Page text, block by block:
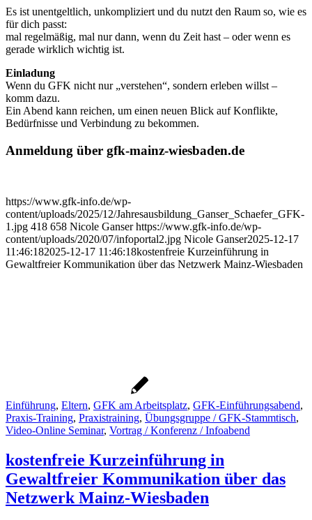
Es ist unentgeltlich, unkompliziert und du nutzt den Raum so, wie es
für dich passt:
mal regelmäßig, mal nur dann, wenn du Zeit hast – oder wenn es
gerade wirklich wichtig ist.
Einladung
Wenn du GFK nicht nur „verstehen“, sondern erleben willst –
komm dazu.
Ein Abend kann reichen, um einen neuen Blick auf Konflikte,
Bedürfnisse und Verbindung zu bekommen.
Anmeldung über gfk-mainz-wiesbaden.de
https://www.gfk-info.de/wp-
content/uploads/2025/12/Jahresausbildung_Ganser_Schaefer_GFK-
1.jpg 418 658 Nicole Ganser https://www.gfk-info.de/wp-
content/uploads/2020/07/infoportal2.jpg Nicole Ganser2025-12-17
11:46:182025-12-17 11:46:18kostenfreie Kurzeinführung in
Gewaltfreier Kommunikation über das Netzwerk Mainz-Wiesbaden
Einführung, Eltern, GFK am Arbeitsplatz, GFK-Einführungsabend,
Praxis-Training, Praxistraining, Übungsgruppe / GFK-Stammtisch,
Video-Online Seminar, Vortrag / Konferenz / Infoabend
kostenfreie Kurzeinführung in
Gewaltfreier Kommunikation über das
Netzwerk Mainz-Wiesbaden